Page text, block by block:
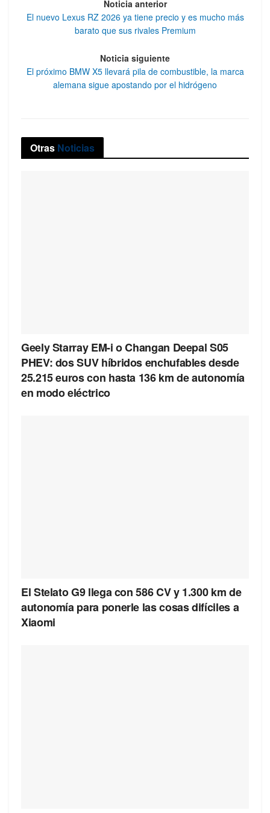
Noticia anterior
El nuevo Lexus RZ 2026 ya tiene precio y es mucho más
barato que sus rivales Premium
Noticia siguiente
El próximo BMW X5 llevará pila de combustible, la marca
alemana sigue apostando por el hidrógeno
Otras Noticias
Geely Starray EM-i o Changan Deepal S05
PHEV: dos SUV híbridos enchufables desde
25.215 euros con hasta 136 km de autonomía
en modo eléctrico
El Stelato G9 llega con 586 CV y 1.300 km de
autonomía para ponerle las cosas difíciles a
Xiaomi